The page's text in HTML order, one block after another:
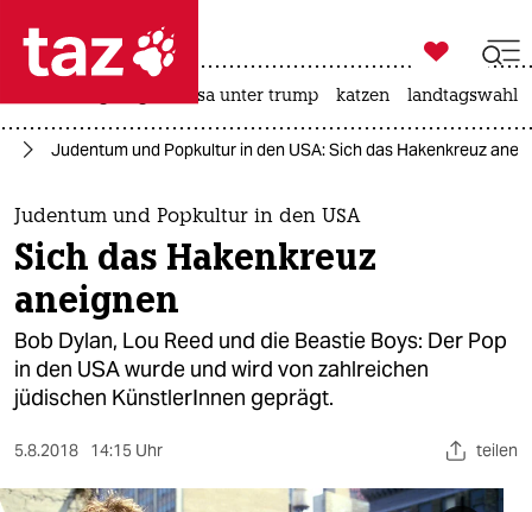
 taz zahl ich
taz zahl ich
themen
politik
öko
gesellschaft
sport

taz zahl ich
usa unter trump katzen landtagswahl
Judentum und Popkultur in den USA: Sich das Hakenkreuz
Judentum und Popkultur in den USA
Sich das Hakenkreuz
aneignen
Bob Dylan, Lou Reed und die Beastie Boys: Der Pop
in den USA wurde und wird von zahlreichen
jüdischen KünstlerInnen geprägt.
5.8.2018 14:15 Uhr teilen